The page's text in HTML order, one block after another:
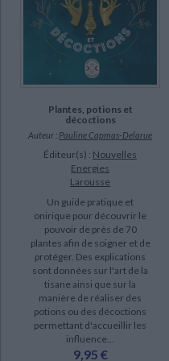
Haziel (11)
Virtue, Doreen (11)
Lulumineuse (10)
livre (886)
IAD (168)
poche (106)
coffret (51)
revue (3)
document-audio (1)
SÉRIE
A travers les yeux de Jean : un
Les secrets oubliés d'Alicia (4)
Plantes, potions et
décoctions
Auteur : Pauline Capmas-Delarue
Éditeur(s) : Nouvelles
Energies
Larousse
Un guide pratique et
onirique pour découvrir le
pouvoir de près de 70
plantes afin de soigner et de
protéger. Des explications
sont données sur l'art de la
tisane ainsi que sur la
manière de réaliser des
potions ou des décoctions
permettant d'accueillir les
influence...
9,95 €